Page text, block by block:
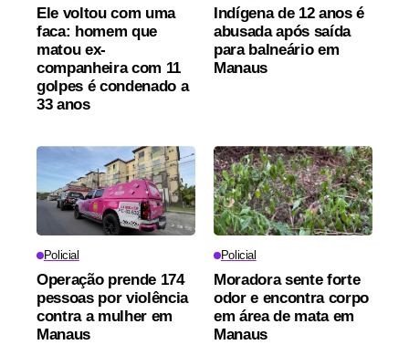
Ele voltou com uma
faca: homem que
matou ex-
companheira com 11
golpes é condenado a
33 anos
Indígena de 12 anos é
abusada após saída
para balneário em
Manaus
Policial
Operação prende 174
pessoas por violência
contra a mulher em
Manaus
Policial
Moradora sente forte
odor e encontra corpo
em área de mata em
Manaus